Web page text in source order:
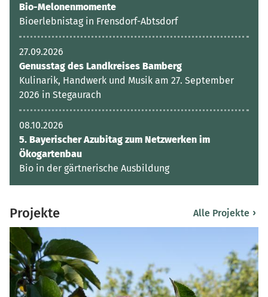
Bio-Melonenmomente
Bioerlebnistag in Frensdorf-Abtsdorf
27.09.2026
Genusstag des Landkreises Bamberg
Kulinarik, Handwerk und Musik am 27. September
2026 in Stegaurach
08.10.2026
5. Bayerischer Azubitag zum Netzwerken im
Ökogartenbau
Bio in der gärtnerische Ausbildung
Projekte Alle Projekte ›